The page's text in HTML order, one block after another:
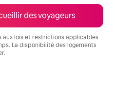
des voyageurs
aux lois et restrictions applicables
La disponibilité des logements